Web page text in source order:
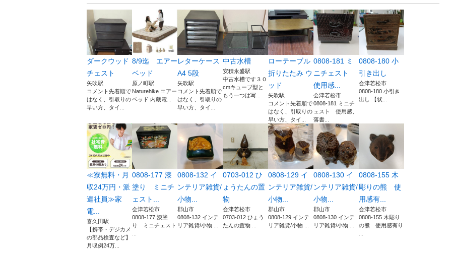
ダークウッド
チェスト
矢吹駅
コメント先着順で
はなく、引取りの
早い方、タイ...
8/9迄 エアー
ベッド
原ノ町駅
Naturehike エアー
ベッド 内蔵電...
レターケース
A4 5段
矢吹駅
コメント先着順で
はなく、引取りの
早い方、タイ...
中古水槽
安積永盛駅
中古水槽です３０
cmキューブ型と
もう一つは写...
ローテーブル
折りたたみ ウ
ッド
矢吹駅
コメント先着順で
はなく、引取りの
早い方、タイ...
0808-181 ミ
ニチェスト
使用感...
会津若松市
0808-181 ミニチ
ェスト 使用感、
落書...
0808-180 小
引き出し
会津若松市
0808-180 小引き
出し 【状...
≪寮無料・月
収24万円・派
遣社員≫家
電...
喜久田駅
【携帯・デジカメ
の部品検査など】
月収例24万...
0808-177 漆
塗り ミニチ
ェスト...
会津若松市
0808-177 漆塗
り ミニチェスト
0808-132 イ
ンテリア雑貨/
小物...
郡山市
0808-132 インテ
リア雑貨/小物 ...
0703-012 ひ
ょうたんの置
物
会津若松市
0703-012 ひょう
たんの置物 ...
0808-129 イ
ンテリア雑貨/
小物...
郡山市
0808-129 インテ
リア雑貨/小物 ...
0808-130 イ
ンテリア雑貨/
小物...
郡山市
0808-130 インテ
リア雑貨/小物 ...
0808-155 木
彫りの熊 使
用感有...
会津若松市
0808-155 木彫り
の熊 使用感有り